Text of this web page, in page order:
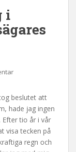
i
beslutet att
hade jag ingen
Efter tio år i vår
visa tecken på
regn och